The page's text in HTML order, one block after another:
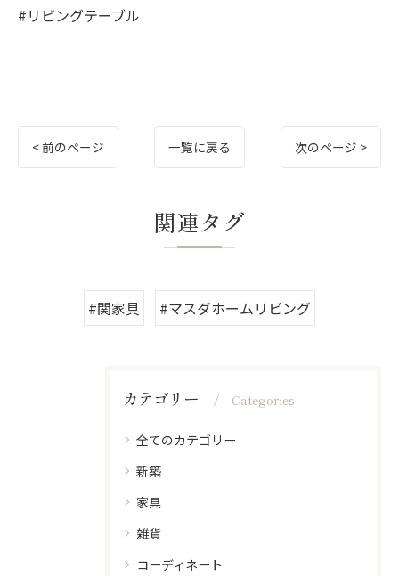
#リビングテーブル
< 前のページ 一覧に戻る 次のページ >
関連タグ
#関家具 #マスダホームリビング
カテゴリー Categories
全てのカテゴリー
新築
家具
雑貨
コーディネート